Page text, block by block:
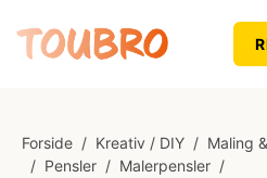
Forside / Kreativ / DIY / Maling
/ Pensler / Malerpensler /